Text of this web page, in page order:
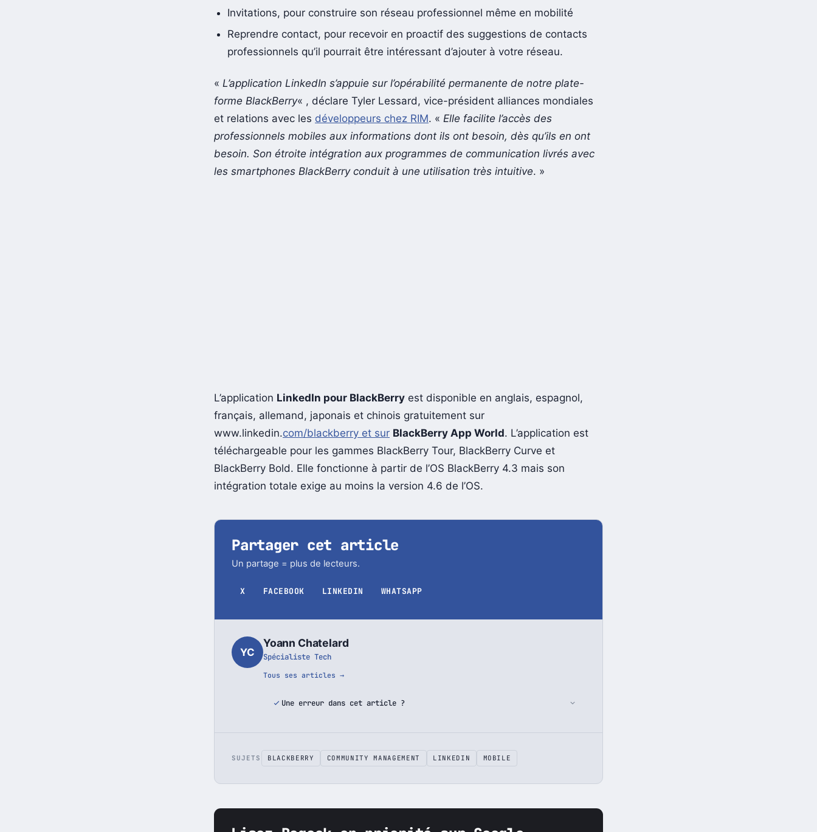
Invitations, pour construire son réseau professionnel même en mobilité
Reprendre contact, pour recevoir en proactif des suggestions de contacts
professionnels qu’il pourrait être intéressant d’ajouter à votre réseau.
« L’application LinkedIn s’appuie sur l’opérabilité permanente de notre plate-
forme BlackBerry« , déclare Tyler Lessard, vice-président alliances mondiales
et relations avec les développeurs chez RIM. « Elle facilite l’accès des
professionnels mobiles aux informations dont ils ont besoin, dès qu’ils en ont
besoin. Son étroite intégration aux programmes de communication livrés avec
les smartphones BlackBerry conduit à une utilisation très intuitive. »
L’application LinkedIn pour BlackBerry
est disponible en anglais, espagnol,
français, allemand, japonais et chinois gratuitement sur
www.linkedin.
com/blackberry et sur BlackBerry App World
. L’application est
téléchargeable pour les gammes BlackBerry Tour, BlackBerry Curve et
BlackBerry Bold. Elle fonctionne à partir de l’OS BlackBerry 4.3 mais son
Partager cet article
YC
Yoann Chatelard